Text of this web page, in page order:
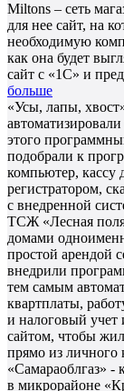
Miltons – сеть
для нее сайт, на
необходимую
как она будет
сайт с «1С» и
больше
«Усы, лапы,
этого
подобрали к
компьютер, кассу
регистратором,
с внедренной
ТСЖ «Лесная
домами
простой арендой
внедрили
тем самым
квартплаты,
и налоговый учет
сайтом, чтобы
прямо из личного
«Самараоблгаз» -
в микрорайоне